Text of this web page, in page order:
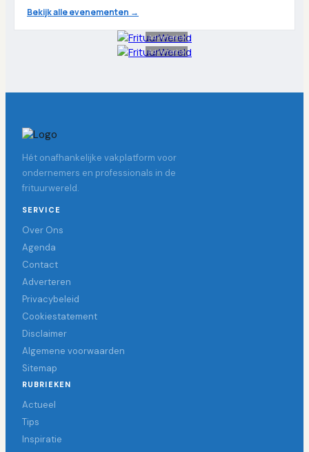
Bekijk alle evenementen →
Advertentie
Advertentie
Hét onafhankelijke vakplatform voor
ondernemers en professionals in de
frituurwereld.
SERVICE
Over Ons
Agenda
Contact
Adverteren
Privacybeleid
Cookiestatement
Disclaimer
Algemene voorwaarden
Sitemap
RUBRIEKEN
Actueel
Tips
Inspiratie